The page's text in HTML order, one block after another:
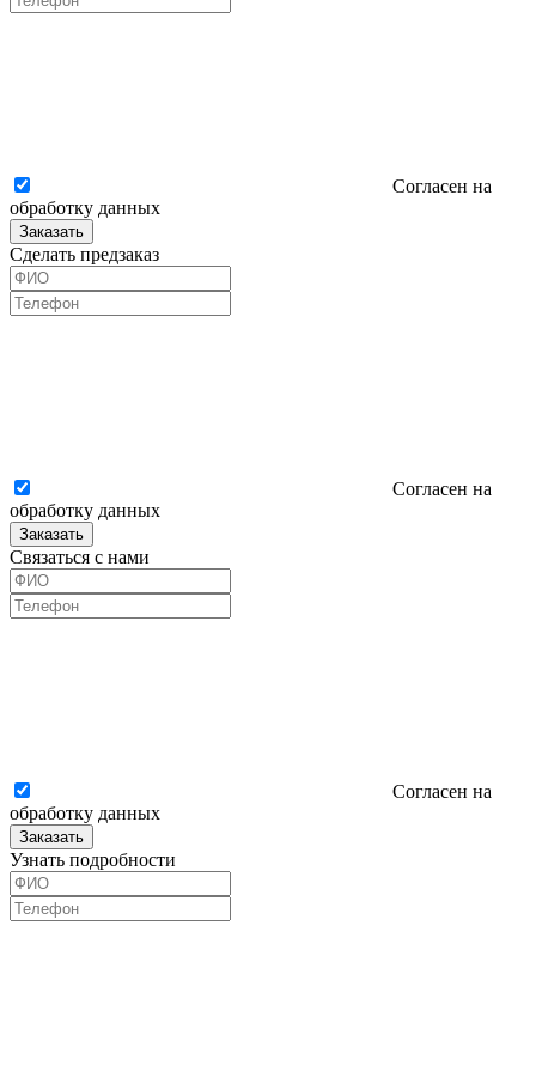
Согласен на
обработку данных
Заказать
Сделать предзаказ
Согласен на
обработку данных
Заказать
Связаться с нами
Согласен на
обработку данных
Заказать
Узнать подробности